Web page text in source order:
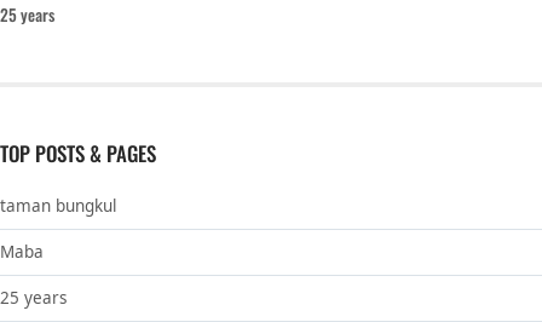
25 years
TOP POSTS & PAGES
taman bungkul
Maba
25 years